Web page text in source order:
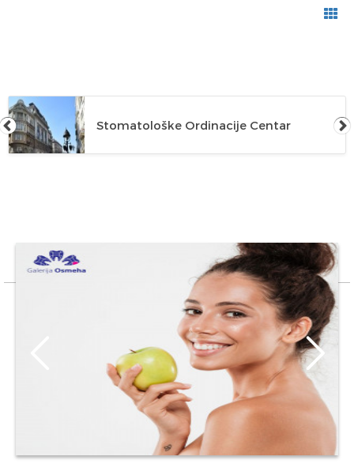
Stomatološke Ordinacije Centar